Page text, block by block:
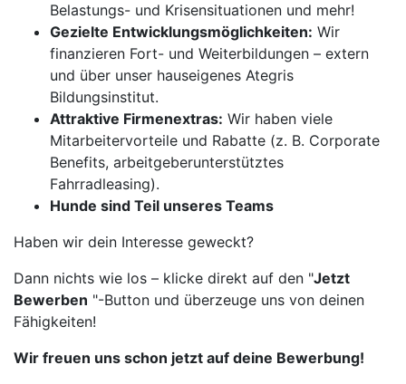
Belastungs- und Krisensituationen und mehr!
Gezielte Entwicklungsmöglichkeiten: Wir
finanzieren Fort- und Weiterbildungen – extern
und über unser hauseigenes Ategris
Bildungsinstitut.
Attraktive Firmenextras: Wir haben viele
Mitarbeitervorteile und Rabatte (z. B. Corporate
Benefits, arbeitgeberunterstütztes
Fahrradleasing).
Hunde sind Teil unseres Teams
Haben wir dein Interesse geweckt?
Dann nichts wie los – klicke direkt auf den "Jetzt
Bewerben "-Button und überzeuge uns von deinen
Fähigkeiten!
Wir freuen uns schon jetzt auf deine Bewerbung!